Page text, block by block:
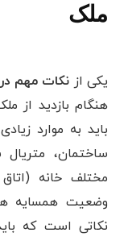
ملک
یکی از نکات مهم
هنگام بازدید از
باید به موارد
ساختمان،
مختلف خانه
وضعیت همسایه
نکاتی است که